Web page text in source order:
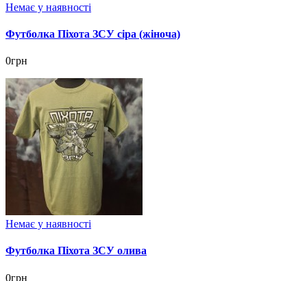
Немає у наявності
Футболка Піхота ЗСУ сіра (жіноча)
0грн
Немає у наявності
Футболка Піхота ЗСУ олива
0грн